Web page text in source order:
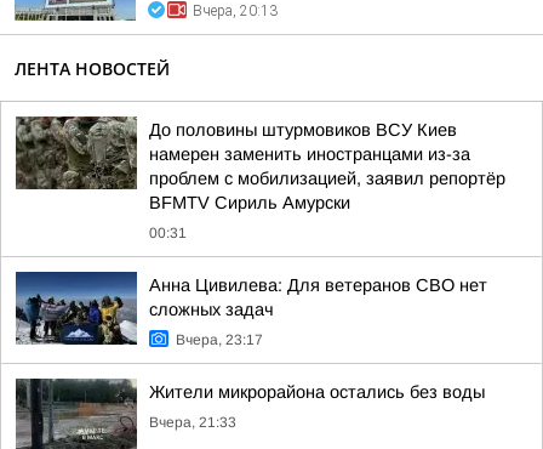
Вчера, 20:13
ЛЕНТА НОВОСТЕЙ
До половины штурмовиков ВСУ Киев
намерен заменить иностранцами из-за
проблем с мобилизацией, заявил репортёр
BFMTV Сириль Амурски
00:31
Анна Цивилева: Для ветеранов СВО нет
сложных задач
Вчера, 23:17
Жители микрорайона остались без воды
Вчера, 21:33